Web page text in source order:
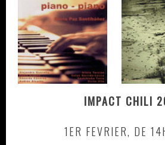
IMPACT CHILI
1ER FEVRIER, DE